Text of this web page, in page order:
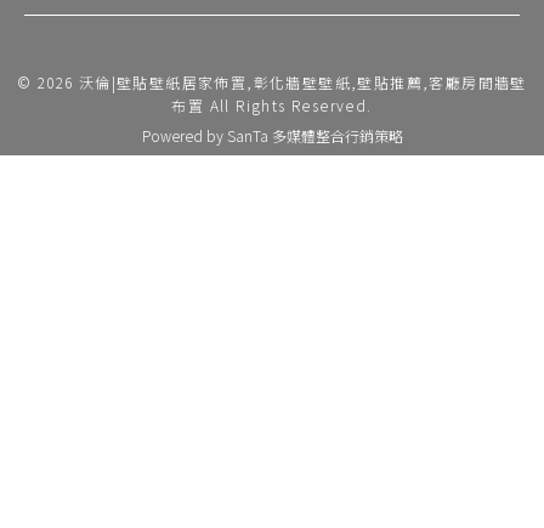
© 2026 沃倫|壁貼壁紙居家佈置,彰化牆壁壁紙,壁貼推薦,客廳房間牆壁
布置 All Rights Reserved.
Powered by SanTa 多媒體整合行銷策略